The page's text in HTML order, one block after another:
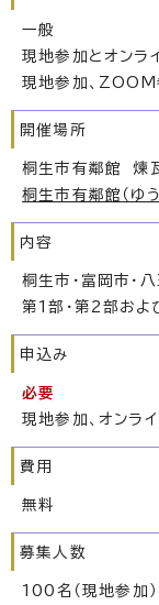
一般
現地参加とオンラ
現地参加、ZOOM
開催場所
桐生市有鄰館 煉
桐生市有鄰館（ゆ
内容
桐生市・富岡市・
第1部・第2部およ
申込み
必要
現地参加、オンラ
費用
無料
募集人数
100名（現地参加）